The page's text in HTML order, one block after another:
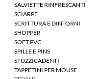
SALVIETTE RINFRESCANTI
SCIARPE
SCRITTURA E DINTORNI
SHOPPER
SOFT PVC
SPILLE E PINS
STUZZICADENTI
TAPPETINI PER MOUSE